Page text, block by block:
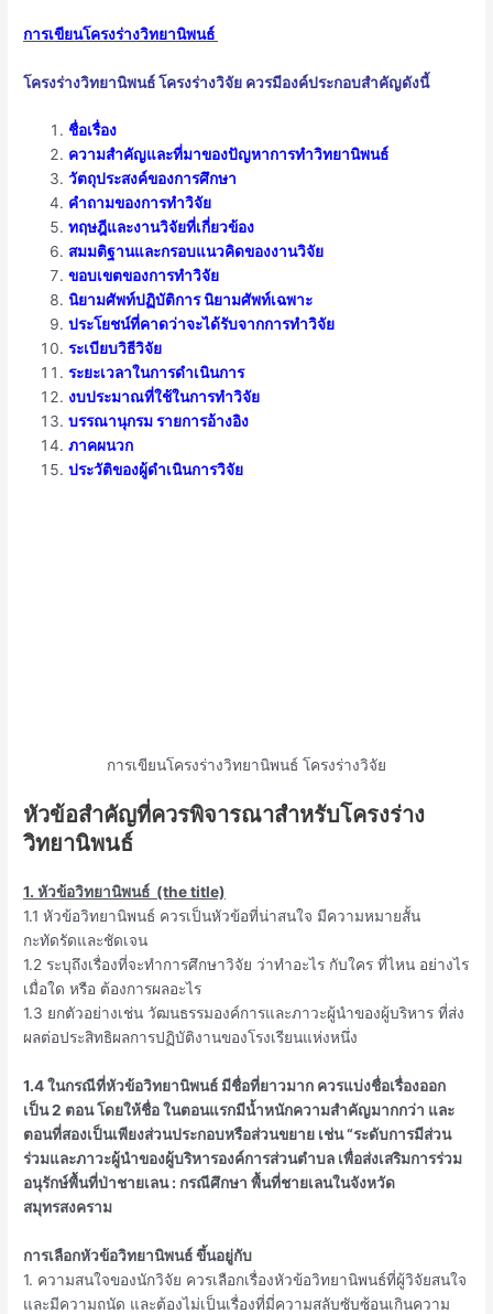
การเขียนโครงร่างวิทยานิพนธ์
โครงร่างวิทยานิพนธ์ โครงร่างวิจัย ควรมีองค์ประกอบสำคัญดังนี้
ชื่อเรื่อง
ความสำคัญและที่มาของปัญหาการทำวิทยานิพนธ์
วัตถุประสงค์ของการศึกษา
คำถามของการทำวิจัย
ทฤษฎีและงานวิจัยที่เกี่ยวข้อง
สมมติฐานและกรอบแนวคิดของงานวิจัย
ขอบเขตของการทำวิจัย
นิยามศัพท์ปฏิบัติการ นิยามศัพท์เฉพาะ
ประโยชน์ที่คาดว่าจะได้รับจากการทำวิจัย
ระเบียบวิธีวิจัย
ระยะเวลาในการดำเนินการ
งบประมาณที่ใช้ในการทำวิจัย
บรรณานุกรม รายการอ้างอิง
ภาคผนวก
ประวัติของผู้ดำเนินการวิจัย
การเขียนโครงร่างวิทยานิพนธ์ โครงร่างวิจัย
หัวข้อสำคัญที่ควรพิจารณาสำหรับโครงร่าง
วิทยานิพนธ์
1. หัวข้อวิทยานิพนธ์ (the title)
1.1 หัวข้อวิทยานิพนธ์ ควรเป็นหัวข้อที่น่าสนใจ มีความหมายสั้น
กะทัดรัดและชัดเจน
1.2 ระบุถึงเรื่องที่จะทำการศึกษาวิจัย ว่าทำอะไร กับใคร ที่ไหน อย่างไร
เมื่อใด หรือ ต้องการผลอะไร
1.3 ยกตัวอย่างเช่น วัฒนธรรมองค์การและภาวะผู้นำของผู้บริหาร ที่ส่ง
ผลต่อประสิทธิผลการปฏิบัติงานของโรงเรียนแห่งหนึ่ง
1.4 ในกรณีที่หัวข้อวิทยานิพนธ์ มีชื่อที่ยาวมาก ควรแบ่งชื่อเรื่องออก
เป็น 2 ตอน โดยให้ชื่อ ในตอนแรกมีน้ำหนักความสำคัญมากกว่า และ
ตอนที่สองเป็นเพียงส่วนประกอบหรือส่วนขยาย เช่น “ระดับการมีส่วน
ร่วมและภาวะผู้นำของผู้บริหารองค์การส่วนตำบล เพื่อส่งเสริมการร่วม
อนุรักษ์พื้นที่ป่าชายเลน : กรณีศึกษา พื้นที่ชายเลนในจังหวัด
สมุทรสงคราม
การเลือกหัวข้อวิทยานิพนธ์ ขึ้นอยู่กับ
1. ความสนใจของนักวิจัย ควรเลือกเรื่องหัวข้อวิทยานิพนธ์ที่ผู้วิจัยสนใจ
และมีความถนัด และต้องไม่เป็นเรื่องที่มี่ความสลับซับซ้อนเกินความ